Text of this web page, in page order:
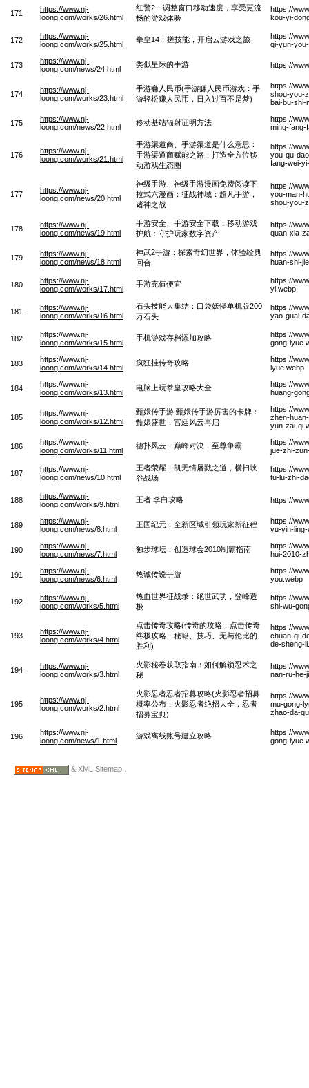
171
https://www.nj-
loong.com/works/26.html
红警2：调整窗口移动速度，享受更流
畅的游戏体验
https://
kou-yi-
172
https://www.nj-
loong.com/works/25.html
拳皇14：搓技能，开启云游戏之旅
https://
qi-yun-
173
https://www.nj-
loong.com/news/24.html
类似星际的手游 https://
174
https://www.nj-
loong.com/works/23.html
手游赚人民币(手游赚人民币游戏：手
游轻松赚人民币，日入过百不是梦)
https://
shou-you-
bai-bu-shi-
175
https://www.nj-
loong.com/news/22.html
移动基站辐射证明方法
https://
ming-fang-
176
https://www.nj-
loong.com/works/21.html
手游渠道商、手游渠道是什么意思：
手游渠道商赋能之路：打造全方位移
动游戏生态圈
https://
you-qu-
fang-wei-
177
https://www.nj-
loong.com/news/20.html
神级手游、神级手游漫画免费阅读下
拉式六漫画：征战神域：超凡手游，
诸神之战
https://
you-man-
shou-you-
178
https://www.nj-
loong.com/news/19.html
手游安全、手游安全下载：移动游戏
护航：守护玩家数字资产
https://
quan-xia-
179
https://www.nj-
loong.com/news/18.html
神武2手游：探索奇幻世界，体验经典
回合
https://
huan-shi-
180
https://www.nj-
loong.com/works/17.html
手游充值便宜
https://
yi.webp
181
https://www.nj-
loong.com/works/16.html
石头技能大集结：口袋妖怪单机版200
万石头
https://
yao-guai-
182
https://www.nj-
loong.com/works/15.html
手机游戏存档添加攻略
https://
gong-
183
https://www.nj-
loong.com/works/14.html
疯狂挂传奇攻略
https://
lyue.webp
184
https://www.nj-
loong.com/works/13.html
电脑上玩拳皇攻略大全
https://
huang-
185
https://www.nj-
loong.com/works/12.html
甄嬛传手游;甄嬛传手游厉害的卡牌：
甄嬛盛世，宫廷风云再启
https://
zhen-
yun-zai-
186
https://www.nj-
loong.com/works/11.html
德扑风云：巅峰对决，至尊争霸
https://
jue-zhi-
187
https://www.nj-
loong.com/news/10.html
王者荣耀：凯无情屠戮之道，横扫峡
谷战场
https://
tu-lu-zhi-
188
https://www.nj-
loong.com/works/9.html
王者 李白攻略 https://
189
https://www.nj-
loong.com/news/8.html
王国纪元：全新区域引领玩家新征程
https://
yu-yin-
190
https://www.nj-
loong.com/news/7.html
独步球坛：创造球会2010制霸指南
https://
hui-2010-
191
https://www.nj-
loong.com/news/6.html
热诚传说手游
https://
you.webp
192
https://www.nj-
loong.com/works/5.html
热血世界征战录：绝世武功，登峰造
极
https://
shi-wu-
193
https://www.nj-
loong.com/works/4.html
点击传奇攻略(传奇的攻略：点击传奇
终极攻略：秘籍、技巧、无与伦比的
胜利)
https://
chuan-qi-
de-sheng-
194
https://www.nj-
loong.com/works/3.html
火影秘卷获取指南：如何解锁忍术之
秘
https://
nan-ru-he-
195
https://www.nj-
loong.com/works/2.html
火影忍者忍者招募攻略(火影忍者招募
概率公布：火影忍者绝招大全，忍者
招募宝典)
https://
mu-gong-
zhao-da-
196
https://www.nj-
loong.com/news/1.html
游戏离线账号建立攻略
https://
gong-
& XML Sitemap .